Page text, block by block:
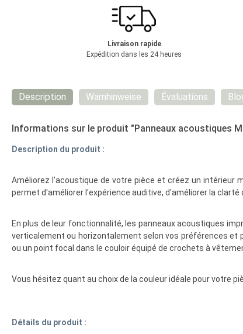
Livraison rapide
Expédition dans les 24 heures
Description Warnhinweise Évaluations
Informations sur le produit "Panneaux acoustiques
Description du produit :
Améliorez l'acoustique de votre pièce et créez un intérieur
permet d'améliorer l'expérience auditive, d'améliorer la
En plus de leur fonctionnalité, les panneaux acoustiques
verticalement ou horizontalement selon vos préférences et
ou un point focal dans le couloir équipé de crochets à
Vous hésitez quant au choix de la couleur idéale pour votre
Détails du produit :